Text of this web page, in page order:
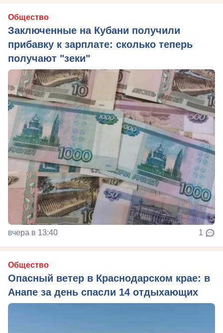
Общество
Заключенные на Кубани получили
прибавку к зарплате: сколько теперь
получают "зеки"
вчера в 13:40 1
Общество
Опасный ветер в Краснодарском крае: в
Анапе за день спасли 14 отдыхающих